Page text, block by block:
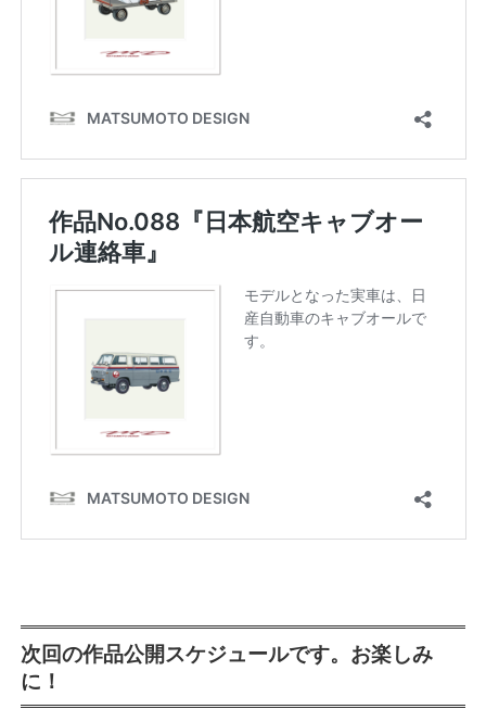
次回の作品公開スケジュールです。お楽しみ
に！